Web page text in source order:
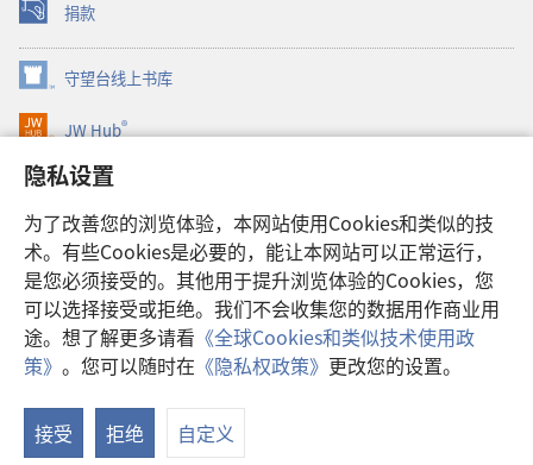
隐私设置
为了改善您的浏览体验，本网站使用Cookies和类似的技
术。有些Cookies是必要的，能让本网站可以正常运行，
是您必须接受的。其他用于提升浏览体验的Cookies，您
可以选择接受或拒绝。我们不会收集您的数据用作商业用
途。想了解更多请看 《全球Cookies和类似技术使用政
策》 。您可以随时在 《隐私权政策》 更改您的设置。
接受 拒绝 自定义
捐款
（打
开
新
窗
口）
守望台线上书库
（打
开
新
口）
JW Hub®
（打
开
新
窗
口）
JW Library®
Watchtower Library
Copyright© 2026 Watch Tower Bible and Tract Society of Pennsylvania.
使用条款|隐私权政策| 隐私设置